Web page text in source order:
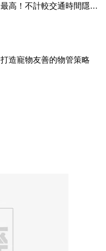
最高！不計較交通時間隱形
打造寵物友善的物管策略